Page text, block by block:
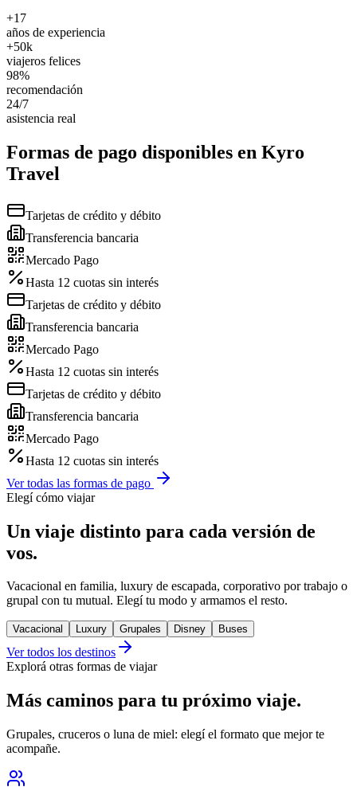
+17
años de experiencia
+50k
viajeros felices
98%
recomendación
24/7
asistencia real
Formas de pago disponibles en Kyro
Travel
Tarjetas de crédito y débito
Transferencia bancaria
Mercado Pago
Hasta 12 cuotas sin interés
Tarjetas de crédito y débito
Transferencia bancaria
Mercado Pago
Hasta 12 cuotas sin interés
Tarjetas de crédito y débito
Transferencia bancaria
Mercado Pago
Hasta 12 cuotas sin interés
Ver todas las formas de pago
Elegí cómo viajar
Un viaje distinto para cada versión de
vos.
Vacacional en familia, luxury de escapada, corporativo por trabajo o
grupal con tu mutual. Elegí tu modo y armamos el resto.
Vacacional Luxury Grupales Disney Buses
Ver todos los destinos
Explorá otras formas de viajar
Más caminos para tu próximo viaje.
Grupales, cruceros o luna de miel: elegí el formato que mejor te
acompañe.